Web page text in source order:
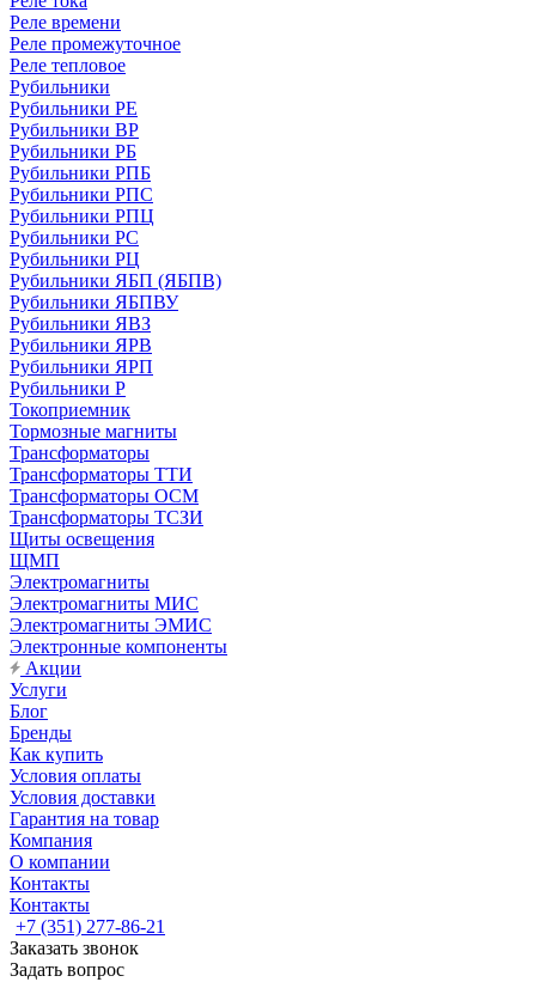
Реле времени
Реле промежуточное
Реле тепловое
Рубильники
Рубильники РЕ
Рубильники ВР
Рубильники РБ
Рубильники РПБ
Рубильники РПС
Рубильники РПЦ
Рубильники РС
Рубильники РЦ
Рубильники ЯБП (ЯБПВ)
Рубильники ЯБПВУ
Рубильники ЯВЗ
Рубильники ЯРВ
Рубильники ЯРП
Рубильники Р
Токоприемник
Тормозные магниты
Трансформаторы
Трансформаторы ТТИ
Трансформаторы ОСМ
Трансформаторы ТСЗИ
Щиты освещения
ЩМП
Электромагниты
Электромагниты МИС
Электромагниты ЭМИС
Электронные компоненты
Акции
Услуги
Блог
Бренды
Как купить
Условия оплаты
Условия доставки
Гарантия на товар
Компания
О компании
Контакты
Контакты
+7 (351) 277-86-21
Заказать звонок
Задать вопрос